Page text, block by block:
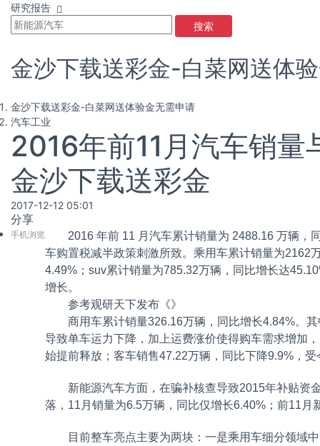
研究报告
搜索
金沙下载送彩金-白菜网送体
金沙下载送彩金-白菜网送体验金无需申请
汽车工业
2016年前11月汽车销
金沙下载送彩金
2017-12-12 05:01
分享
手机浏览 2016 年前 11 月汽车累计销量为 2488.16 万辆，
车购置税减半政策刺激所致。乘用车累计销量为2162
4.49%；suv累计销量为785.32万辆，同比增长达
增长。
参考观研天下发布《》
商用车累计销量326.16万辆，同比增长4.84%。
导致单车运力下降，加上运费涨价使得购车需求增加
始提前释放；客车销售47.22万辆，同比下降9.9%，
新能源汽车方面，在骗补核查导致2015年补贴资
落，11月销量为6.5万辆，同比仅增长6.40%；前11
目前整车亮点主要为两块：一是乘用车细分领域